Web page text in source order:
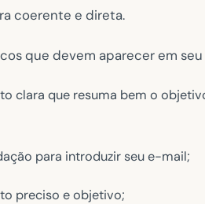
coerente e direta.
que devem aparecer em
clara que resuma bem o
para introduzir seu e-mail;
preciso e objetivo;